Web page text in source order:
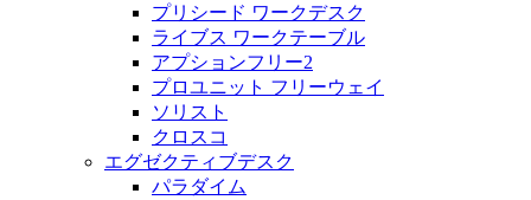
プリシード ワークデスク
ライブス ワークテーブル
アプションフリー2
プロユニット フリーウェイ
ソリスト
クロスコ
エグゼクティブデスク
パラダイム